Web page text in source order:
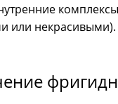
или некрасивыми).